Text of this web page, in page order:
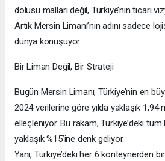
dolusu malları değil, Türkiye’nin ticari
Artık Mersin Limanı’nın adını sadece
dünya konuşuyor.
Bir Liman Değil, Bir Strateji
Bugün Mersin Limanı, Türkiye’nin en
2024 verilerine göre yılda yaklaşık 1,94
elleçleniyor. Bu rakam, Türkiye’deki
yaklaşık %15’ine denk geliyor.
Yani, Türkiye’deki her 6 konteynerden